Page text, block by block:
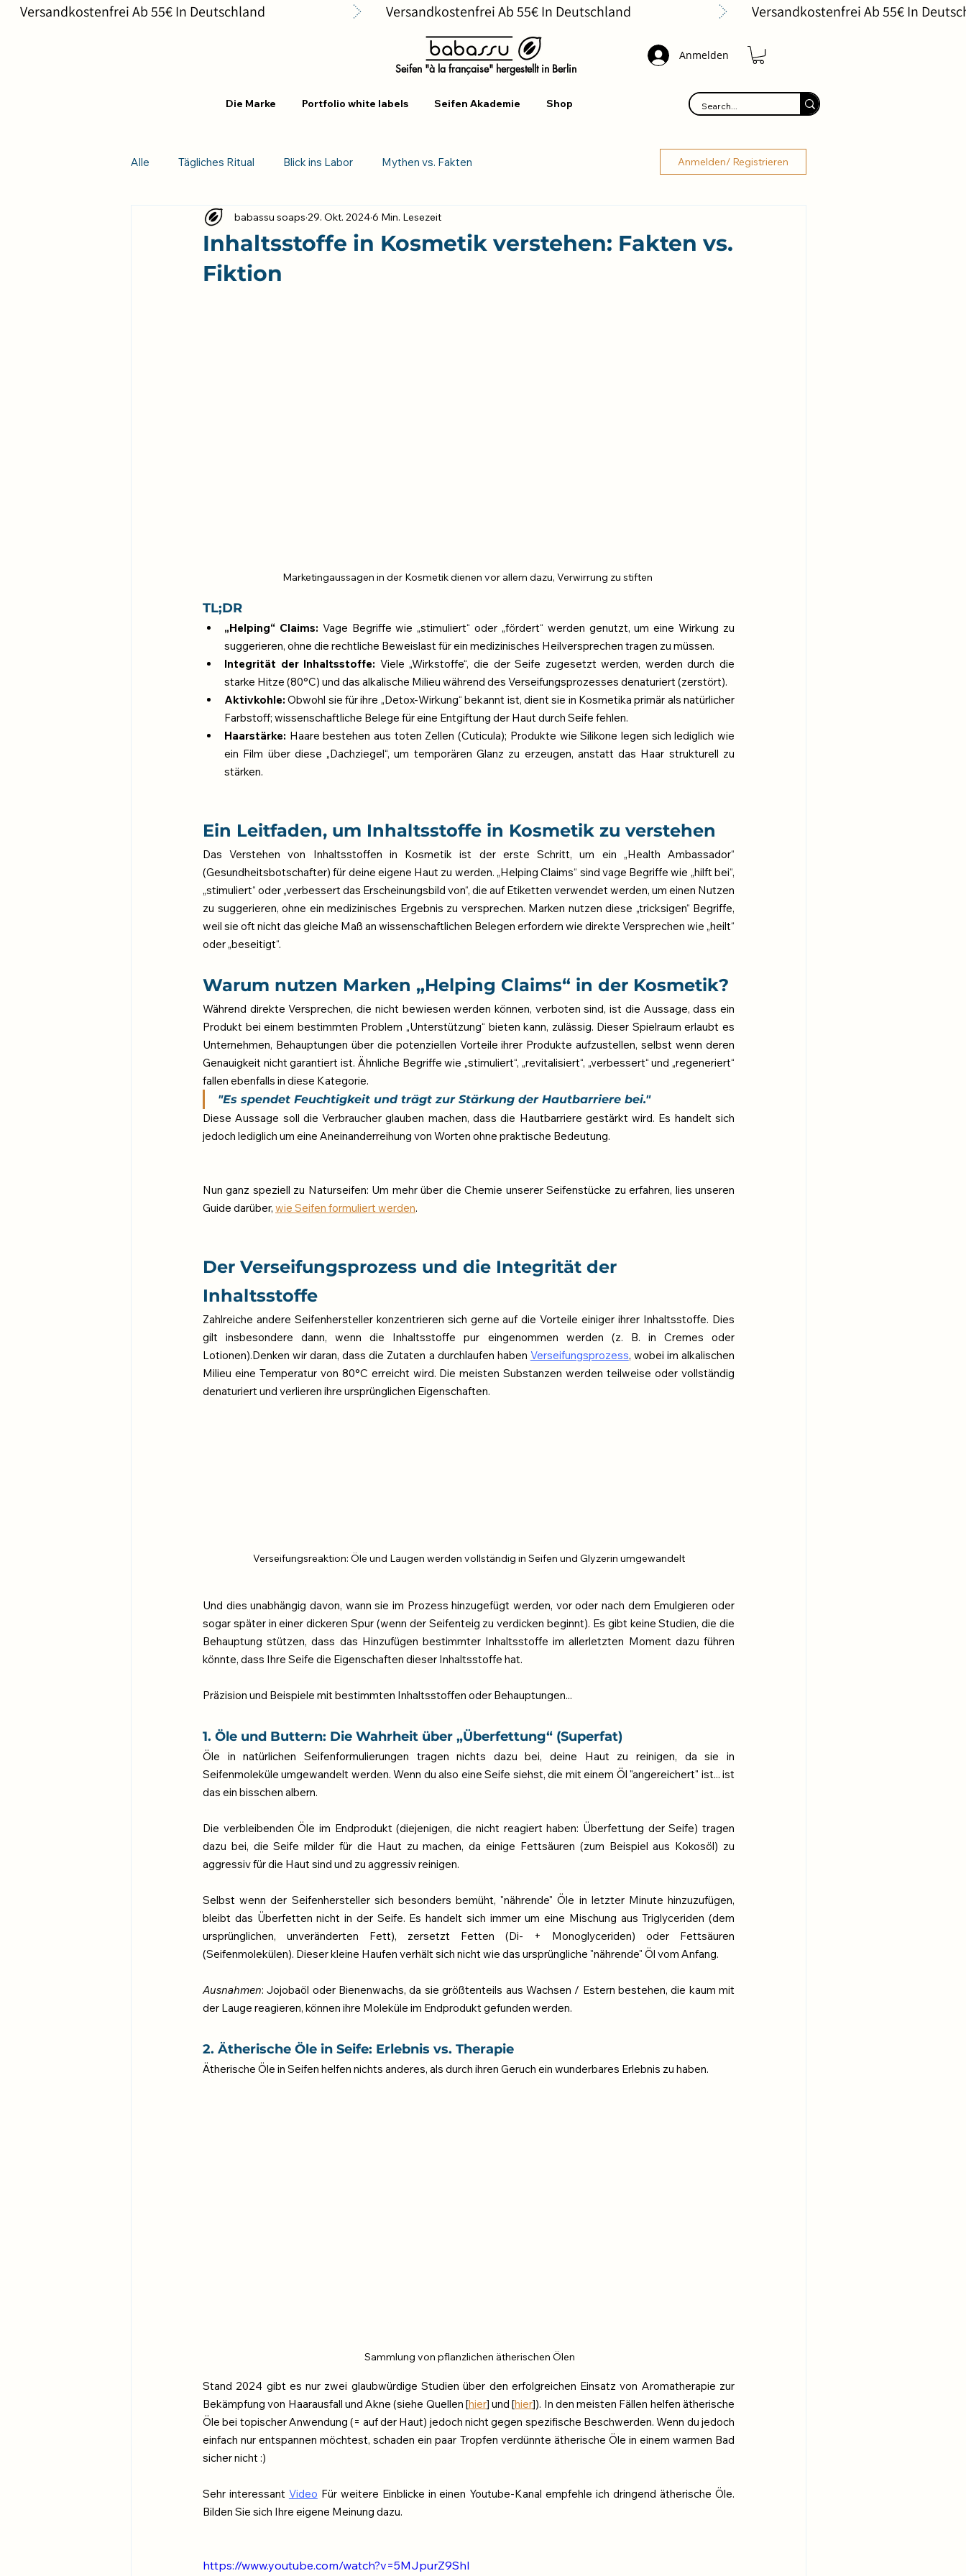
Seifen "à la française" hergestellt in Berlin
Anmelden
Die Marke Portfolio white labels Seifen Akademie Shop
       Versandkostenfrei Ab 55€ In Deutschland
Alle Tägliches Ritual Blick ins Labor Mythen vs. Fakten Anmelden/ Registrieren
Inhaltsstoffe in Kosmetik verstehen: Fakten vs.
Fiktion
babassu soaps 29. Okt. 20246 Min. Lesezeit
Marketingaussagen in der Kosmetik dienen vor allem dazu, Verwirrung zu stiften
TL;DR
„Helping“ Claims: Vage Begriffe wie „stimuliert“ oder „fördert“ werden genutzt, um eine Wirkung zu
suggerieren, ohne die rechtliche Beweislast für ein medizinisches Heilversprechen tragen zu müssen.
Integrität der Inhaltsstoffe: Viele „Wirkstoffe“, die der Seife zugesetzt werden, werden durch die
starke Hitze (80°C) und das alkalische Milieu während des Verseifungsprozesses denaturiert (zerstört).
Aktivkohle: Obwohl sie für ihre „Detox-Wirkung“ bekannt ist, dient sie in Kosmetika primär als natürlicher
Farbstoff; wissenschaftliche Belege für eine Entgiftung der Haut durch Seife fehlen.
Haarstärke: Haare bestehen aus toten Zellen (Cuticula); Produkte wie Silikone legen sich lediglich wie
ein Film über diese „Dachziegel“, um temporären Glanz zu erzeugen, anstatt das Haar strukturell zu
stärken.
Ein Leitfaden, um Inhaltsstoffe in Kosmetik zu verstehen
Das Verstehen von Inhaltsstoffen in Kosmetik ist der erste Schritt, um ein „Health Ambassador“
(Gesundheitsbotschafter) für deine eigene Haut zu werden. „Helping Claims“ sind vage Begriffe wie „hilft bei“,
„stimuliert“ oder „verbessert das Erscheinungsbild von“, die auf Etiketten verwendet werden, um einen Nutzen
zu suggerieren, ohne ein medizinisches Ergebnis zu versprechen. Marken nutzen diese „tricksigen“ Begriffe,
weil sie oft nicht das gleiche Maß an wissenschaftlichen Belegen erfordern wie direkte Versprechen wie „heilt“
oder „beseitigt“.
Warum nutzen Marken „Helping Claims“ in der Kosmetik?
Während direkte Versprechen, die nicht bewiesen werden können, verboten sind, ist die Aussage, dass ein
Produkt bei einem bestimmten Problem „Unterstützung“ bieten kann, zulässig. Dieser Spielraum erlaubt es
Unternehmen, Behauptungen über die potenziellen Vorteile ihrer Produkte aufzustellen, selbst wenn deren
Genauigkeit nicht garantiert ist. Ähnliche Begriffe wie „stimuliert“, „revitalisiert“, „verbessert“ und „regeneriert“
fallen ebenfalls in diese Kategorie.
"Es spendet Feuchtigkeit und trägt zur Stärkung der Hautbarriere bei."
Diese Aussage soll die Verbraucher glauben machen, dass die Hautbarriere gestärkt wird. Es handelt sich
jedoch lediglich um eine Aneinanderreihung von Worten ohne praktische Bedeutung.
Nun ganz speziell zu Naturseifen: Um mehr über die Chemie unserer Seifenstücke zu erfahren, lies unseren
Guide darüber, wie Seifen formuliert werden.
Der Verseifungsprozess und die Integrität der
Inhaltsstoffe
Zahlreiche andere Seifenhersteller konzentrieren sich gerne auf die Vorteile einiger ihrer Inhaltsstoffe. Dies
gilt insbesondere dann, wenn die Inhaltsstoffe pur eingenommen werden (z. B. in Cremes oder
Lotionen).Denken wir daran, dass die Zutaten a durchlaufen haben Verseifungsprozess, wobei im alkalischen
Milieu eine Temperatur von 80°C erreicht wird. Die meisten Substanzen werden teilweise oder vollständig
denaturiert und verlieren ihre ursprünglichen Eigenschaften.
Verseifungsreaktion: Öle und Laugen werden vollständig in Seifen und Glyzerin umgewandelt
Und dies unabhängig davon, wann sie im Prozess hinzugefügt werden, vor oder nach dem Emulgieren oder
sogar später in einer dickeren Spur (wenn der Seifenteig zu verdicken beginnt). Es gibt keine Studien, die die
Behauptung stützen, dass das Hinzufügen bestimmter Inhaltsstoffe im allerletzten Moment dazu führen
könnte, dass Ihre Seife die Eigenschaften dieser Inhaltsstoffe hat.
Präzision und Beispiele mit bestimmten Inhaltsstoffen oder Behauptungen...
1. Öle und Buttern: Die Wahrheit über „Überfettung“ (Superfat)
Öle in natürlichen Seifenformulierungen tragen nichts dazu bei, deine Haut zu reinigen, da sie in
Seifenmoleküle umgewandelt werden. Wenn du also eine Seife siehst, die mit einem Öl "angereichert" ist... ist
das ein bisschen albern.
Die verbleibenden Öle im Endprodukt (diejenigen, die nicht reagiert haben: Überfettung der Seife) tragen
dazu bei, die Seife milder für die Haut zu machen, da einige Fettsäuren (zum Beispiel aus Kokosöl) zu
aggressiv für die Haut sind und zu aggressiv reinigen.
Selbst wenn der Seifenhersteller sich besonders bemüht, "nährende" Öle in letzter Minute hinzuzufügen,
bleibt das Überfetten nicht in der Seife. Es handelt sich immer um eine Mischung aus Triglyceriden (dem
ursprünglichen, unveränderten Fett), zersetzt Fetten (Di- + Monoglyceriden) oder Fettsäuren
(Seifenmolekülen). Dieser kleine Haufen verhält sich nicht wie das ursprüngliche "nährende" Öl vom Anfang.
Ausnahmen: Jojobaöl oder Bienenwachs, da sie größtenteils aus Wachsen / Estern bestehen, die kaum mit
der Lauge reagieren, können ihre Moleküle im Endprodukt gefunden werden.
2. Ätherische Öle in Seife: Erlebnis vs. Therapie
Ätherische Öle in Seifen helfen nichts anderes, als durch ihren Geruch ein wunderbares Erlebnis zu haben.
Sammlung von pflanzlichen ätherischen Ölen
Stand 2024 gibt es nur zwei glaubwürdige Studien über den erfolgreichen Einsatz von Aromatherapie zur
Bekämpfung von Haarausfall und Akne (siehe Quellen [hier] und [hier]). In den meisten Fällen helfen ätherische
Öle bei topischer Anwendung (= auf der Haut) jedoch nicht gegen spezifische Beschwerden. Wenn du jedoch
einfach nur entspannen möchtest, schaden ein paar Tropfen verdünnte ätherische Öle in einem warmen Bad
sicher nicht :)
Sehr interessant Video Für weitere Einblicke in einen Youtube-Kanal empfehle ich dringend ätherische Öle.
Bilden Sie sich Ihre eigene Meinung dazu.
https://www.youtube.com/watch?v=5MJpurZ9ShI